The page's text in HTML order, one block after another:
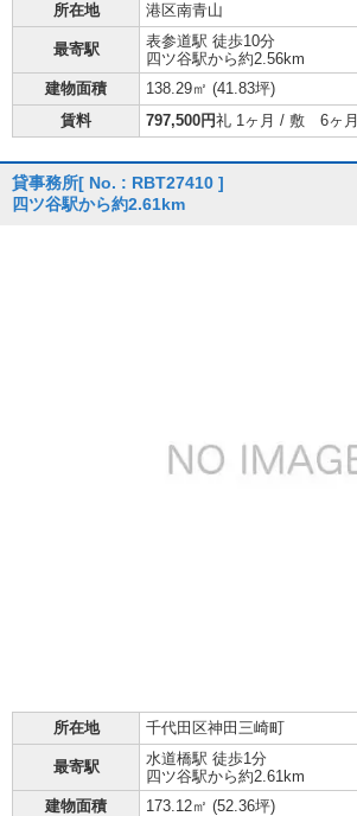
所在地 港区南青山
最寄駅
表参道駅 徒歩10分
四ツ谷駅から約2.56km
建物面積
138.29㎡ (41.83坪)
賃料
797,500円礼 1ヶ月 / 敷 6ヶ月
貸事務所[ No. : RBT27410 ]
四ツ谷駅から約2.61km
所在地 千代田区神田三崎町
最寄駅
水道橋駅 徒歩1分
四ツ谷駅から約2.61km
建物面積
173.12㎡ (52.36坪)